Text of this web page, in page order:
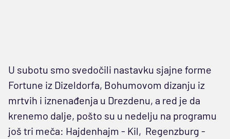
U subotu smo svedočili nastavku sjajne forme
Fortune iz Dizeldorfa, Bohumovom dizanju iz
mrtvih i iznenađenja u Drezdenu, a red je da
krenemo dalje, pošto su u nedelju na programu
još tri meča: Hajdenhajm - Kil, Regenzburg -